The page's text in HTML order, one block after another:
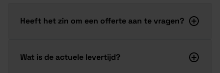
Heeft het zin om een offerte aan te vragen?
Wat is de actuele levertijd?